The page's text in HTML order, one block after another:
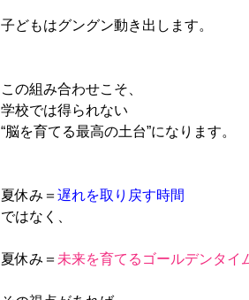
子どもはグングン動き出します。
この組み合わせこそ、
学校では得られない
“脳を育てる最高の土台”になります。
夏休み＝ 遅れを取り戻す時間
ではなく、
夏休み＝ 未来を育てるゴールデンタイ